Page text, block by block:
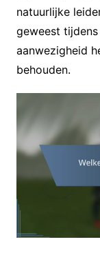
natuurlijke
geweest
aanwezigheid
behouden.